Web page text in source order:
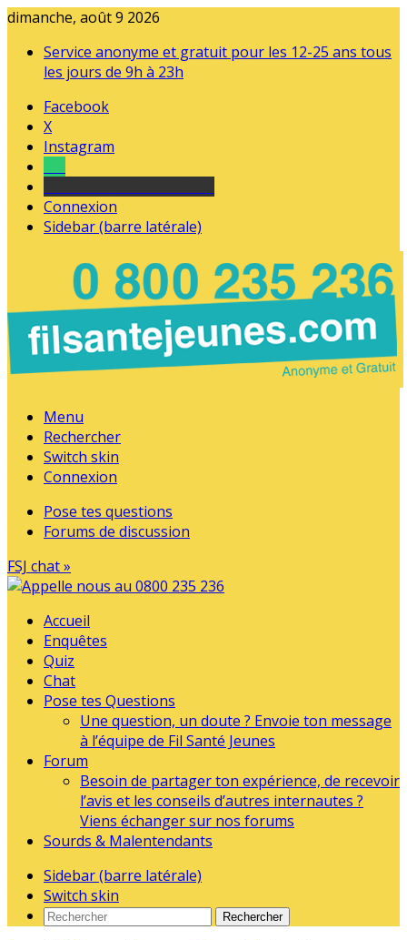
dimanche, août 9 2026
Service anonyme et gratuit pour les 12-25 ans tous
les jours de 9h à 23h
Facebook
X
Instagram
Connexion
Sidebar (barre latérale)
Menu
Rechercher
Switch skin
Connexion
Pose tes questions
Forums de discussion
FSJ chat »
Accueil
Enquêtes
Quiz
Chat
Pose tes Questions
Une question, un doute ? Envoie ton message
à l’équipe de Fil Santé Jeunes
Forum
Besoin de partager ton expérience, de recevoir
l’avis et les conseils d’autres internautes ?
Viens échanger sur nos forums
Sourds & Malentendants
Sidebar (barre latérale)
Switch skin
Rechercher